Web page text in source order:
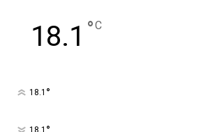
18.1 °C
18.1 °
18.1